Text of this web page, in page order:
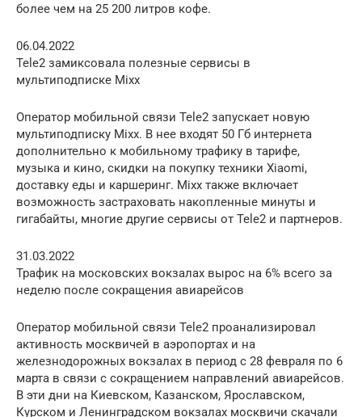
более чем на 25 200 литров кофе.
06.04.2022
Tele2 замиксовала полезные сервисы в
мультиподписке Mixx
Оператор мобильной связи Tele2 запускает новую
мультиподписку Mixx. В нее входят 50 Гб интернета
дополнительно к мобильному трафику в тарифе,
музыка и кино, скидки на покупку техники Xiaomi,
доставку еды и каршеринг. Mixx также включает
возможность застраховать накопленные минуты и
гигабайты, многие другие сервисы от Tele2 и партнеров.
31.03.2022
Трафик на московских вокзалах вырос на 6% всего за
неделю после сокращения авиарейсов
Оператор мобильной связи Tele2 проанализировал
активность москвичей в аэропортах и на
железнодорожных вокзалах в период с 28 февраля по 6
марта в связи с сокращением направлений авиарейсов.
В эти дни на Киевском, Казанском, Ярославском,
Курском и Ленинградском вокзалах москвичи скачали